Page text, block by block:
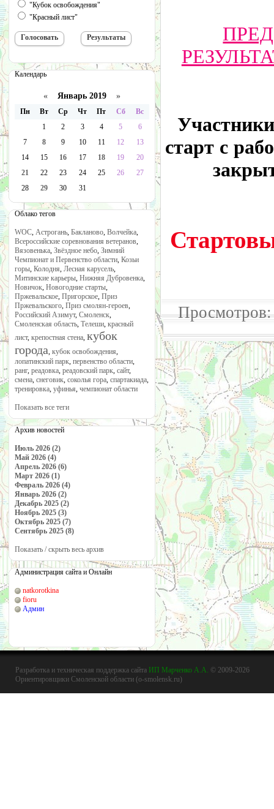
"Кубок освобождения"
"Красный лист"
Календарь
« Январь 2019 »
Пн Вт Ср Чт Пт Сб
Вс
1
2 3 4 5
6
7
8 9 10 11 12
13
14
15 16 17 18 19
20
21
22 23 24 25 26
27
28
29 30 31
Облако тегов
WOC, Астрогань, Бакланово, Волчейка,
Всероссийские соревнования ветеранов,
Вязовенька, Звёздное небо, Зимний
Чемпионат и Первенство области, Козьи
горы, Колодня, Лесная карусель,
Митинские карьеры, Нижняя Дубровенка,
Новичок, Новогодние старты,
Пржевальское, Пригорское, Приз
Пржевальского, Приз смолян-героев,
Российский Азимут, Смоленск,
Смоленская область, Телеши, красный
лист, крепостная стена, кубок
города, кубок освобождения,
лопатинский парк, первенство области,
ранг, реадовка, реадовский парк, сайт,
смена, снеговик, соколья гора, спартакиада,
тренировка, уфинья, чемпионат области
Показать все теги
Архив новостей
Июль 2026 (2)
Май 2026 (4)
Апрель 2026 (6)
Март 2026 (1)
Февраль 2026 (4)
Январь 2026 (2)
Декабрь 2025 (2)
Ноябрь 2025 (3)
Октябрь 2025 (7)
Сентябрь 2025 (8)
Показать / скрыть весь архив
Администрация сайта и Онлайн
natkorotkina
fioru
Админ
старт с
Разработка и техническая поддержка сайта ИП Марченко А.А. © 2009-2026
Ориентировщики Смоленской области (o-smolensk.ru)